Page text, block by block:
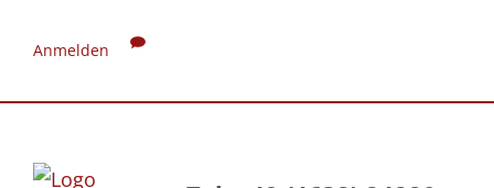
Anmelden